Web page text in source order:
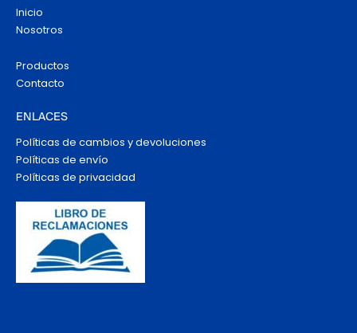
Inicio
Nosotros
Productos
Contacto
ENLACES
Políticas de cambios y devoluciones
Políticas de envío
Políticas de privacidad